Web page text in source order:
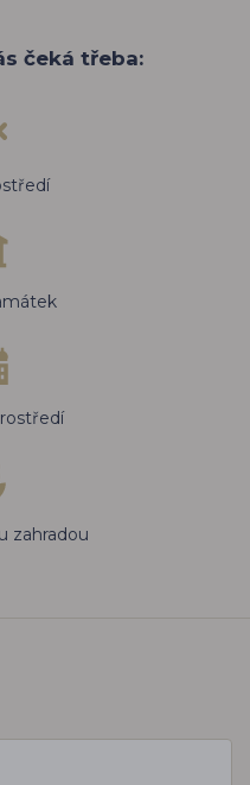
čeká třeba:
zahradou